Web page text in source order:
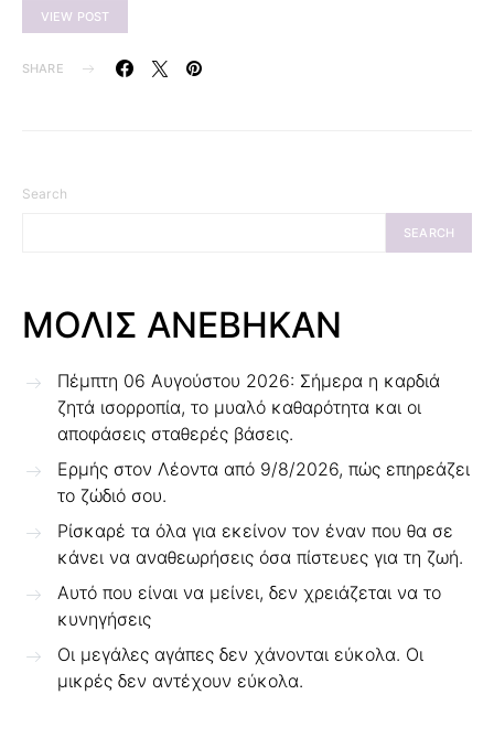
VIEW POST
SHARE
Search
SEARCH
ΜΟΛΙΣ ΑΝΕΒΗΚΑΝ
Πέμπτη 06 Αυγούστου 2026: Σήμερα η καρδιά
ζητά ισορροπία, το μυαλό καθαρότητα και οι
αποφάσεις σταθερές βάσεις.
Ερμής στον Λέοντα από 9/8/2026, πώς επηρεάζει
το ζώδιό σου.
Ρίσκαρέ τα όλα για εκείνον τον έναν που θα σε
κάνει να αναθεωρήσεις όσα πίστευες για τη ζωή.
Αυτό που είναι να μείνει, δεν χρειάζεται να το
κυνηγήσεις
Οι μεγάλες αγάπες δεν χάνονται εύκολα. Οι
μικρές δεν αντέχουν εύκολα.